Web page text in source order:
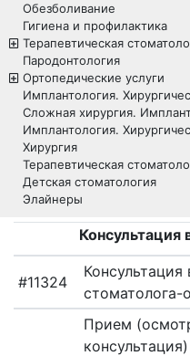
ИССЛЕДОВАНИЯ
ГЕНЕТИЧЕСКИЙ
ПАСПОРТ
ГИНЕКОЛОГИЯ
ДЕРМАТОЛОГИЯ
ДНК
ИНФЕКТОЛОГИЯ
ИФА-
КЛЕЩЕВОЙ
ЭНЦЕФАЛИТ
КОМПЛЕКСНЫЕ
Обезболивание
Гигиена и профилактика
Терапевтическая
Пародонтология
Ортопедические услуги
Имплантология.
Сложная хирургия.
Имплантология.
Хирургия
Терапевтическая
Детская стоматология
Элайнеры
Консультация
#11324
Консультация
стоматолога-
Прием